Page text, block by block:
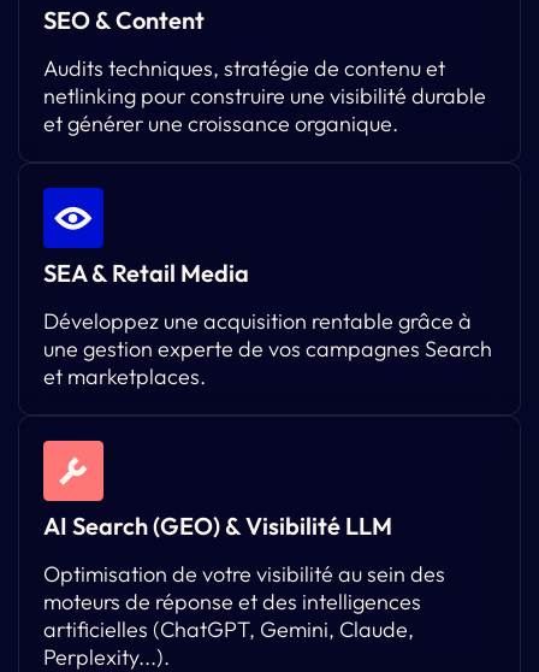
SEO & Content
Audits techniques, stratégie de contenu et
netlinking pour construire une visibilité durable
et générer une croissance organique.
SEA & Retail Media
Développez une acquisition rentable grâce à
une gestion experte de vos campagnes Search
et marketplaces.
AI Search (GEO) & Visibilité LLM
Optimisation de votre visibilité au sein des
moteurs de réponse et des intelligences
artificielles (ChatGPT, Gemini, Claude,
Perplexity...).